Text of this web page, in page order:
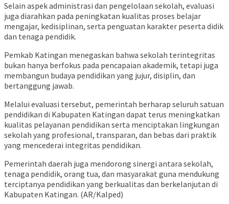
Selain aspek administrasi dan pengelolaan sekolah, evaluasi
juga diarahkan pada peningkatan kualitas proses belajar
mengajar, kedisiplinan, serta penguatan karakter peserta didik
dan tenaga pendidik.
Pemkab Katingan menegaskan bahwa sekolah terintegritas
bukan hanya berfokus pada pencapaian akademik, tetapi juga
membangun budaya pendidikan yang jujur, disiplin, dan
bertanggung jawab.
Melalui evaluasi tersebut, pemerintah berharap seluruh satuan
pendidikan di Kabupaten Katingan dapat terus meningkatkan
kualitas pelayanan pendidikan serta menciptakan lingkungan
sekolah yang profesional, transparan, dan bebas dari praktik
yang mencederai integritas pendidikan.
Pemerintah daerah juga mendorong sinergi antara sekolah,
tenaga pendidik, orang tua, dan masyarakat guna mendukung
terciptanya pendidikan yang berkualitas dan berkelanjutan di
Kabupaten Katingan. (AR/Kalped)